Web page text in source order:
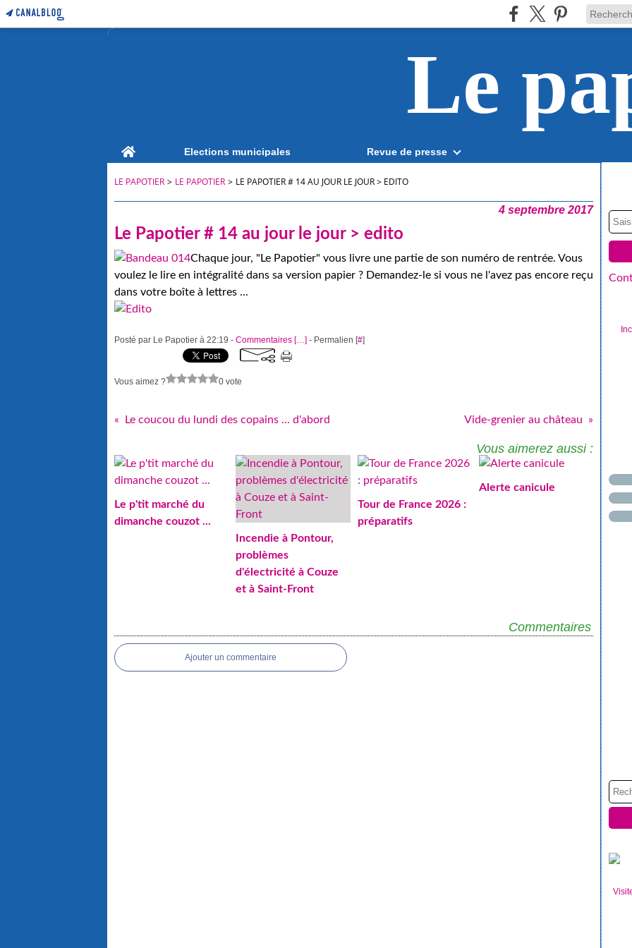
Le
Home Elections municipales Revue de presse
LE PAPOTIER > LE PAPOTIER > LE PAPOTIER # 14 AU JOUR LE JOUR > EDITO
4 septembre 2017
Le Papotier # 14 au jour le jour > edito
Chaque jour, "Le Papotier" vous livre une partie de son numéro de rentrée. Vous
voulez le lire en intégralité dans sa version papier ? Demandez-le si vous ne l'avez pas encore reçu
dans votre boîte à lettres ...
Posté par Le Papotier à 22:19 - Commentaires […] - Permalien [#]
Vous aimez ? 0 vote
Le coucou du lundi des copains ... d'abord Vide-grenier au château
Vous aimerez aussi :
Le p'tit marché du
dimanche couzot ...
Incendie à Pontour,
problèmes
d'électricité à Couze
et à Saint-Front
Tour de France 2026 :
préparatifs
Alerte canicule
Commentaires
Ajouter un commentaire